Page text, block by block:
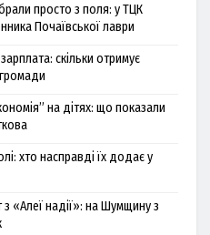
просто з поля: у ТЦК
Почаївської лаври
скільки отримує
на дітях: що показали
хто насправді їх додає у
«Алеї надії»: на Шумщину з